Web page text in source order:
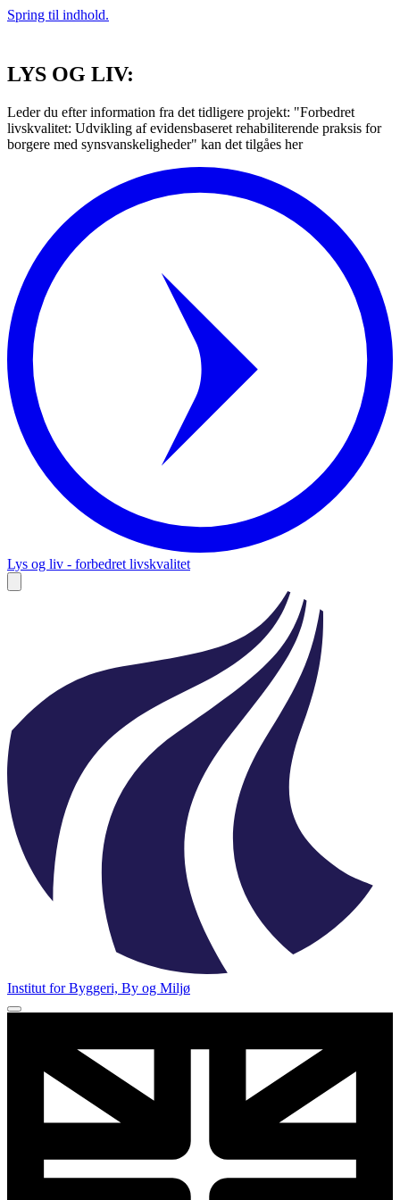
Spring til indhold.
LYS OG LIV:
Leder du efter information fra det tidligere projekt: "Forbedret
livskvalitet: Udvikling af evidensbaseret rehabiliterende praksis for
borgere med synsvanskeligheder" kan det tilgåes her
Lys og liv - forbedret livskvalitet
Institut for Byggeri, By og Miljø